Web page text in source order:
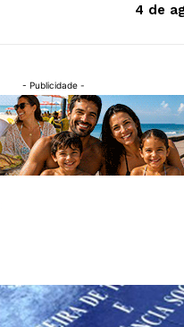
4 de
- Publicidade -